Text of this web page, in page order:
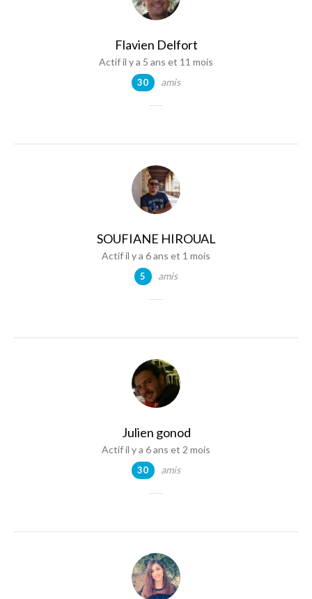
Flavien Delfort
Actif il y a 5 ans et 11 mois
30 amis
SOUFIANE HIROUAL
Actif il y a 6 ans et 1 mois
5 amis
Julien gonod
Actif il y a 6 ans et 2 mois
30 amis